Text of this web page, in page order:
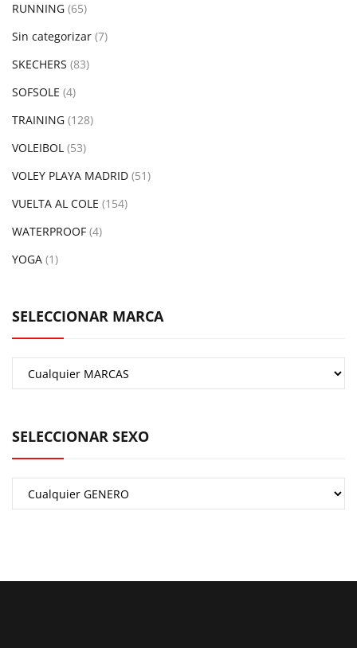
RUNNING (65)
Sin categorizar (7)
SKECHERS (83)
SOFSOLE (4)
TRAINING (128)
VOLEIBOL (53)
VOLEY PLAYA MADRID (51)
VUELTA AL COLE (154)
WATERPROOF (4)
YOGA (1)
SELECCIONAR MARCA
SELECCIONAR SEXO